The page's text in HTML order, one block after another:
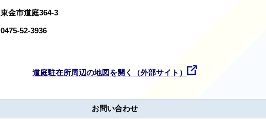
東金市道庭364-3
0475-52-3936
道庭駐在所周辺の地図を開く（外部サイト）
お問い合わせ